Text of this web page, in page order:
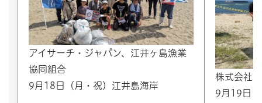
アイサーチ・ジャパン、江井ヶ島漁業
協同組合
9月18日（月・祝）江井島海岸
株式会社
9月19日